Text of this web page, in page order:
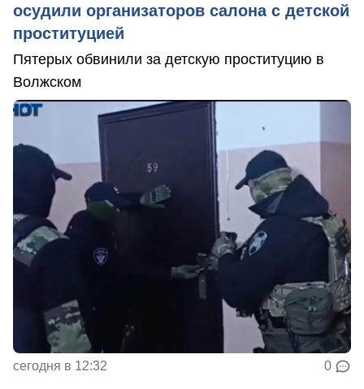
осудили организаторов салона с детской
проституцией
Пятерых обвинили за детскую проституцию в
Волжском
сегодня в 12:32 0